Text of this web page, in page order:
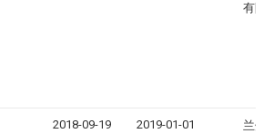
有限
2018-09-19 2019-01-01
兰州